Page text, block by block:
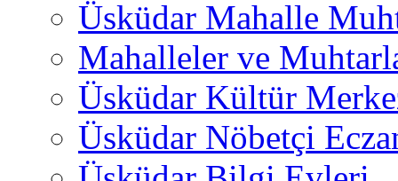
Üsküdar Mahalle
Mahalleler ve
Üsküdar Kültür
Üsküdar Nöbetçi